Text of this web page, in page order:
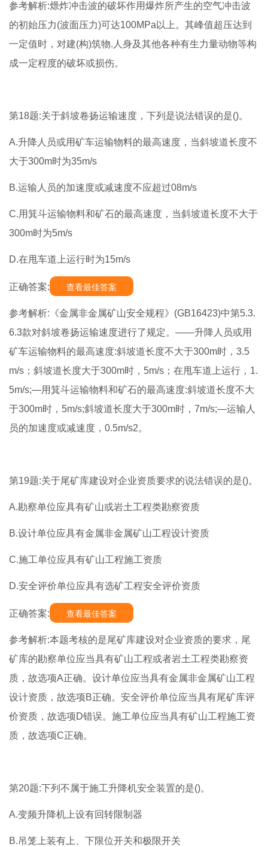
参考解析:燝炸冲击波的破坏作用爆炸所产生的空气冲击波
的初始压力(波面压力)可达100MPa以上。其峰值超压达到
一定值时，对建(构)筑物.人身及其他各种有生力量动物等构
成一定程度的破坏或损伤。
第18题:关于斜坡卷扬运输速度，下列是说法错误的是()。
A.升降人员或用矿车运输物料的最高速度，当斜坡道长度不
大于300m时为35m/s
B.运输人员的加速度或减速度不应超过08m/s
C.用箕斗运输物料和矿石的最高速度，当斜坡道长度不大于
300m时为5m/s
D.在甩车道上运行时为15m/s
正确答案: 查看最佳答案
参考解析:《金属非金属矿山安全规程》(GB16423)中第5.3.
6.3款对斜坡卷扬运输速度进行了规定。——升降人员或用
矿车运输物料的最高速度:斜坡道长度不大于300m时，3.5
m/s；斜坡道长度大于300m时，5m/s；在甩车道上运行，1.
5m/s;―用箕斗运输物料和矿石的最高速度:斜坡道长度不大
于300m时，5m/s;斜坡道长度大于300m时，7m/s;―运输人
员的加速度或减速度，0.5m/s2。
第19题:关于尾矿库建设对企业资质要求的说法错误的是()。
A.勘察单位应具有矿山或岩土工程类勘察资质
B.设计单位应具有金属非金属矿山工程设计资质
C.施工单位应具有矿山工程施工资质
D.安全评价单位应具有选矿工程安全评价资质
正确答案: 查看最佳答案
参考解析:本题考核的是尾矿库建设对企业资质的要求，尾
矿库的勘察单位应当具有矿山工程或者岩土工程类勘察资
质，故选项A正确。设计单位应当具有金属非金属矿山工程
设计资质，故选项B正确。安全评价单位应当具有尾矿库评
价资质，故选项D错误。施工单位应当具有矿山工程施工资
质，故选项C正确。
第20题:下列不属于施工升降机安全装置的是()。
A.变频升降机上设有回转限制器
B.吊笼上装有上、下限位开关和极限开关